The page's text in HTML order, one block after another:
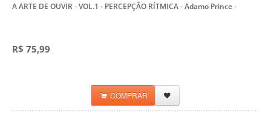
A ARTE DE OUVIR - VOL.1 - PERCEPÇÃO RÍTMICA - Adamo Prince-
R$ 75,99
COMPRAR